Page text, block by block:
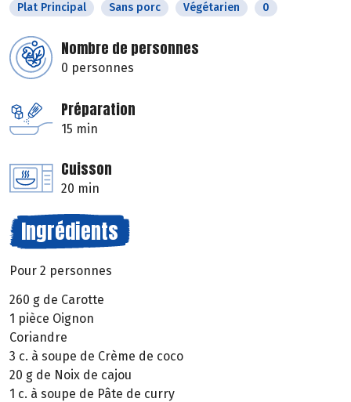
Plat Principal Sans porc Végétarien 0
Nombre de personnes
0 personnes
Préparation
15 min
Cuisson
20 min
Ingrédients
Pour 2 personnes
260 g de Carotte
1 pièce Oignon
Coriandre
3 c. à soupe de Crème de coco
20 g de Noix de cajou
1 c. à soupe de Pâte de curry